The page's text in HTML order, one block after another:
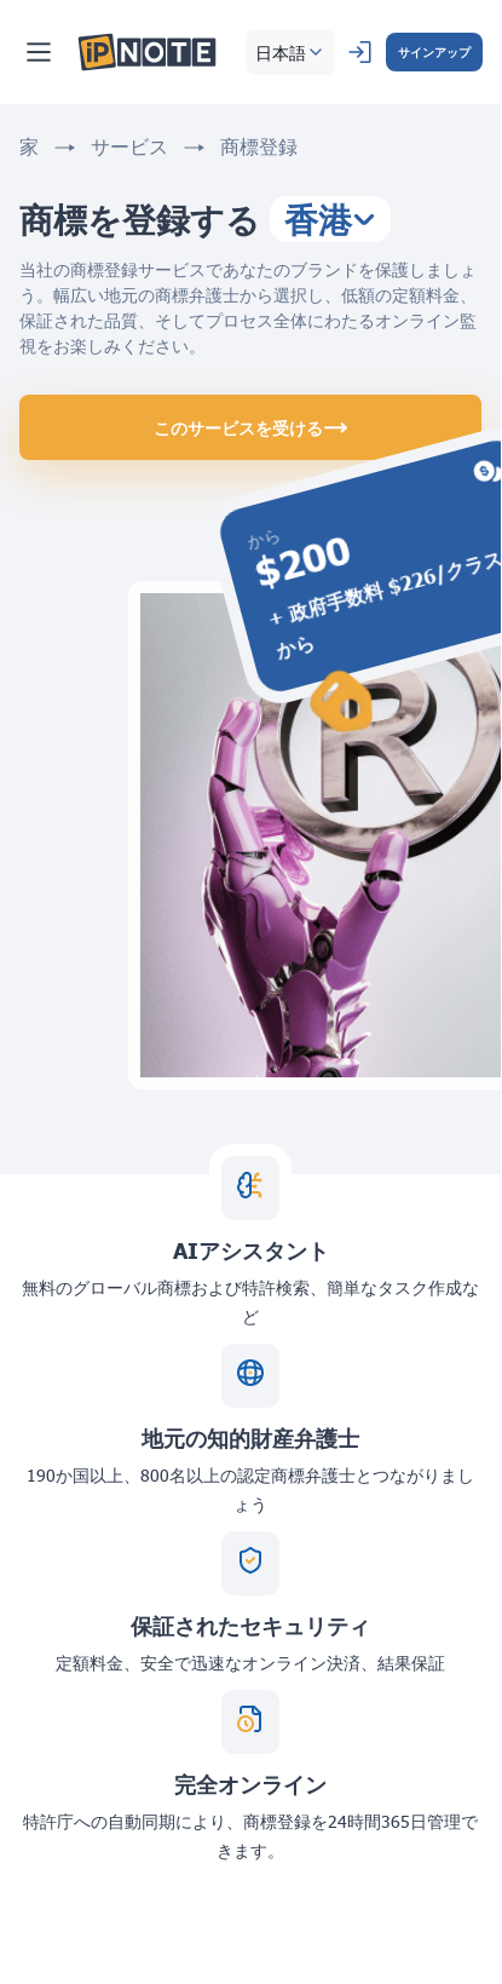
日本語 サインアップ
家 サービス 商標登録
商標を登録する 香港
から
$200
+
政
府
手
数
料
$
2
2
6
/
ク
ラ
ス
か
ら
当社の商標登録サービスであなたのブランドを保護しましょ
う。幅広い地元の商標弁護士から選択し、低額の定額料金、
保証された品質、そしてプロセス全体にわたるオンライン監
視をお楽しみください。
このサービスを受ける
AIアシスタント
無料のグローバル商標および特許検索、簡単なタスク作成な
ど
地元の知的財産弁護士
190か国以上、800名以上の認定商標弁護士とつながりまし
ょう
保証されたセキュリティ
定額料金、安全で迅速なオンライン決済、結果保証
完全オンライン
特許庁への自動同期により、商標登録を24時間365日管理で
きます。